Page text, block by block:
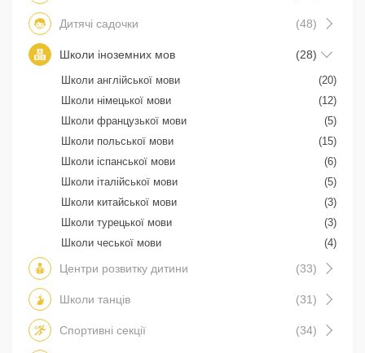
Дитячі садочки (48)
Школи іноземних мов (28)
Школи англійської мови
(20)
Школи німецької мови
(12)
Школи французької мови
(5)
Школи польської мови
(15)
Школи іспанської мови
(6)
Школи італійської мови
(5)
Школи китайської мови
(3)
Школи турецької мови
(3)
Школи чеської мови
(4)
Центри розвитку дитини (33)
Школи танців (31)
Спортивні секції (34)